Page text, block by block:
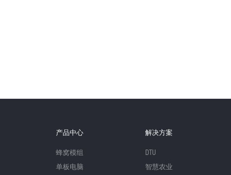
产品中心
蜂窝模组
单板电脑
解决方案
DTU
智慧农业